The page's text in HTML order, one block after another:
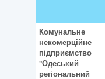
Комунальне
некомерційне
підприємство
"Одеський
регіональний